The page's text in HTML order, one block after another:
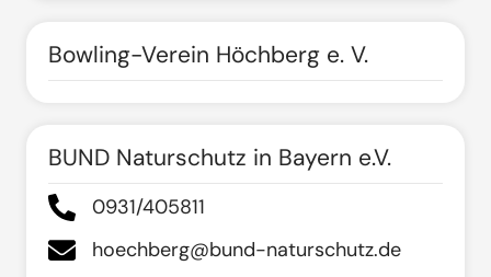
Bowling-Verein Höchberg e. V.
BUND Naturschutz in Bayern e.V.
0931/405811
hoechberg@bund-naturschutz.de